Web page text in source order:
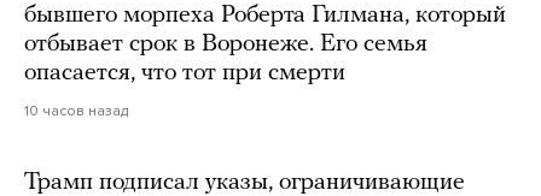
бывшего морпеха Роберта Гилмана, который
отбывает срок в Воронеже. Его семья
опасается, что тот при смерти
10 часов назад
Трамп подписал указы, ограничивающие